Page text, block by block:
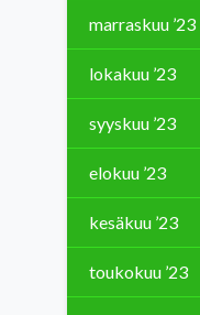
marraskuu ’23
lokakuu ’23
syyskuu ’23
elokuu ’23
kesäkuu ’23
toukokuu ’23